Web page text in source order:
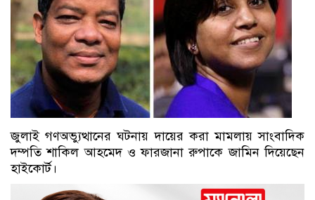
জুলাই গণঅভ্যুত্থানের ঘটনায় দায়ের করা মামলায় সাংবাদিক
দম্পতি শাকিল আহমেদ ও ফারজানা রুপাকে জামিন দিয়েছেন
হাইকোর্ট।